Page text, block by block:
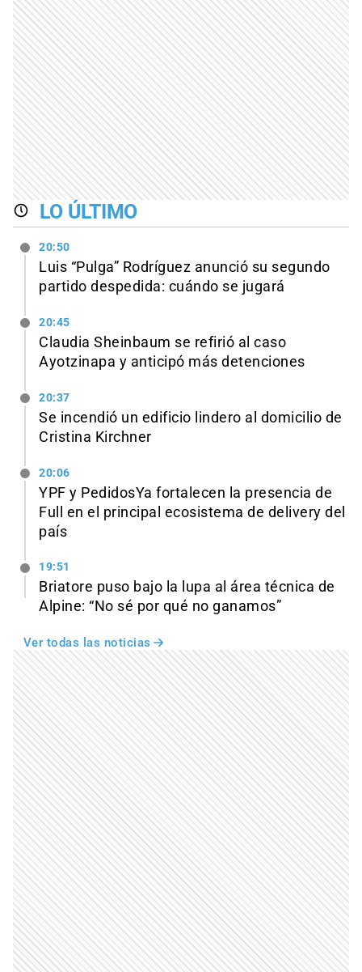
LO ÚLTIMO
20:50
Luis “Pulga” Rodríguez anunció su segundo
partido despedida: cuándo se jugará
20:45
Claudia Sheinbaum se refirió al caso
Ayotzinapa y anticipó más detenciones
20:37
Se incendió un edificio lindero al domicilio de
Cristina Kirchner
20:06
YPF y PedidosYa fortalecen la presencia de
Full en el principal ecosistema de delivery del
país
19:51
Briatore puso bajo la lupa al área técnica de
Alpine: “No sé por qué no ganamos”
Ver todas las noticias